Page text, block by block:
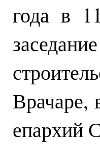
года в
Врачаре,
епархий